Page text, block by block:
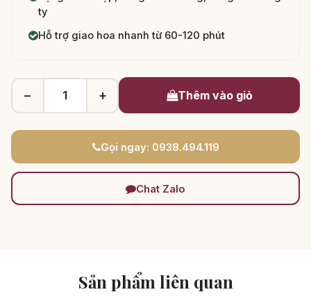
ty
Hỗ trợ giao hoa nhanh từ 60-120 phút
− + Thêm vào giỏ
Gọi ngay: 0938.494.119
Chat Zalo
Sản phẩm liên quan